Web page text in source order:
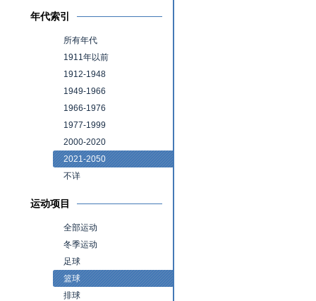
年代索引
所有年代
1911年以前
1912-1948
1949-1966
1966-1976
1977-1999
2000-2020
2021-2050
不详
运动项目
全部运动
冬季运动
足球
篮球
排球